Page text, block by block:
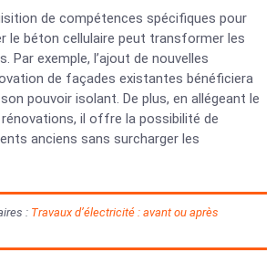
de compétences spécifiques pour
le béton cellulaire peut transformer les
Par exemple, l’ajout de nouvelles
de façades existantes bénéficiera
pouvoir isolant. De plus, en allégeant le
il offre la possibilité de
anciens sans surcharger les
: Travaux d’électricité : avant ou après